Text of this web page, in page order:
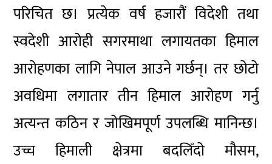
परिचित छ। प्रत्येक वर्ष हजारौं विदेशी तथा
स्वदेशी आरोही सगरमाथा लगायतका हिमाल
आरोहणका लागि नेपाल आउने गर्छन्। तर छोटो
अवधिमा लगातार तीन हिमाल आरोहण गर्नु
अत्यन्त कठिन र जोखिमपूर्ण उपलब्धि मानिन्छ।
उच्च हिमाली क्षेत्रमा बदलिँदो मौसम,